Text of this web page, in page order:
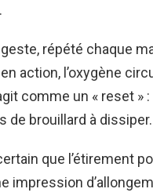
répété chaque
action, l’oxygène
comme un « reset » :
de brouillard à dissiper.
que l’étirement
impression